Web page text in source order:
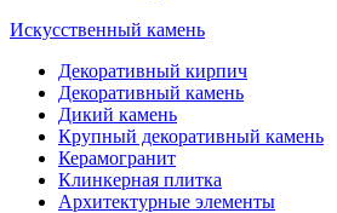
Искусственный камень
Декоративный кирпич
Декоративный камень
Дикий камень
Крупный декоративный камень
Керамогранит
Клинкерная плитка
Архитектурные элементы